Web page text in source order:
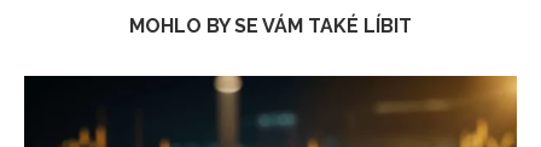
MOHLO BY SE VÁM TAKÉ LÍBIT